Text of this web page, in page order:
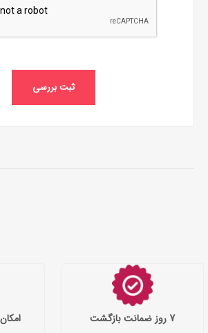
ثبت بررسی
7 روز ضمانت بازگشت